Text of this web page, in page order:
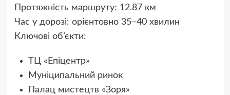
Протяжність маршруту: 12.87 км
Час у дорозі: орієнтовно 35–40 хвилин
Ключові об’єкти:
ТЦ «Епіцентр»
Муніципальний ринок
Палац мистецтв «Зоря»